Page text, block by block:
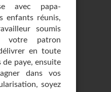
avec papa-
enfants réunis,
soumis
votre patron
en toute
de paye, ensuite
dans vos
soyez